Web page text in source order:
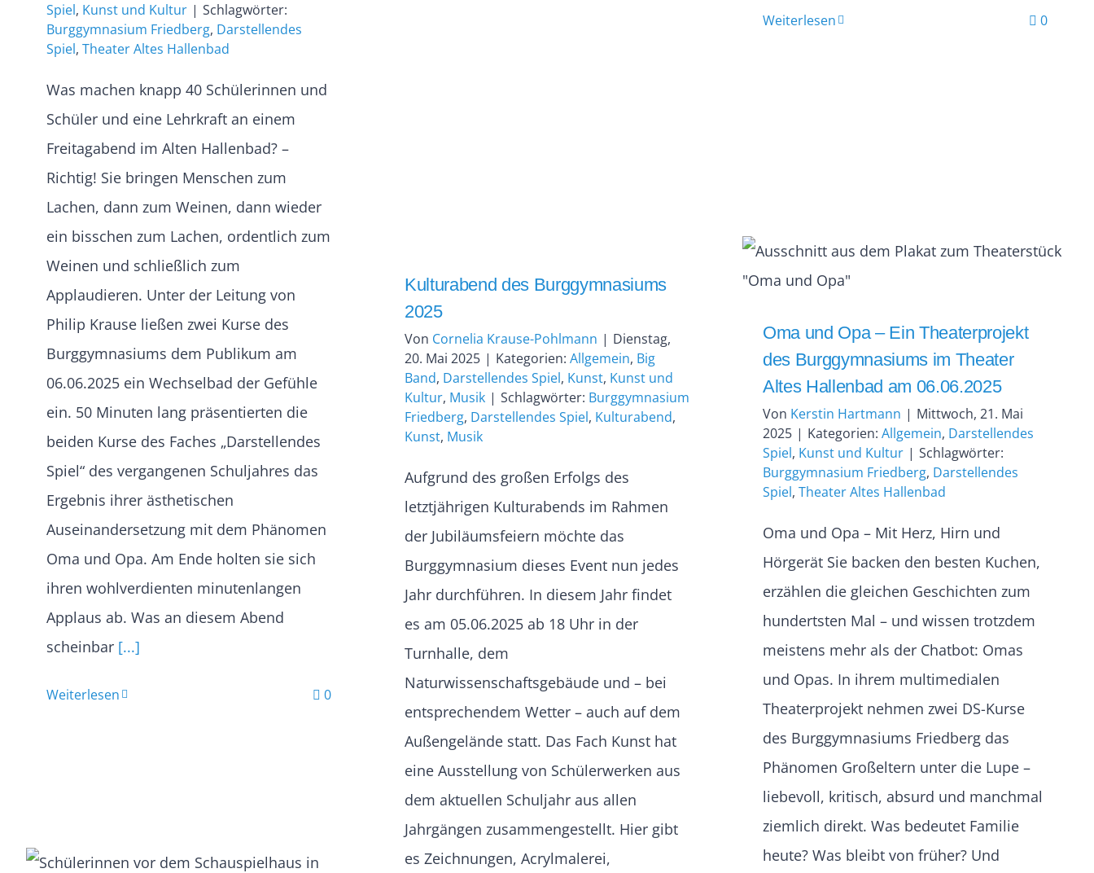
Weiterlesen 0
Spiel, Kunst und Kultur | Schlagwörter:
Burggymnasium Friedberg, Darstellendes
Spiel, Theater Altes Hallenbad
Was machen knapp 40 Schülerinnen und
Schüler und eine Lehrkraft an einem
Freitagabend im Alten Hallenbad? –
Richtig! Sie bringen Menschen zum
Lachen, dann zum Weinen, dann wieder
ein bisschen zum Lachen, ordentlich zum
Weinen und schließlich zum
Applaudieren. Unter der Leitung von
Philip Krause ließen zwei Kurse des
Burggymnasiums dem Publikum am
06.06.2025 ein Wechselbad der Gefühle
ein. 50 Minuten lang präsentierten die
beiden Kurse des Faches „Darstellendes
Spiel“ des vergangenen Schuljahres das
Ergebnis ihrer ästhetischen
Auseinandersetzung mit dem Phänomen
Oma und Opa. Am Ende holten sie sich
ihren wohlverdienten minutenlangen
Applaus ab. Was an diesem Abend
scheinbar[...]
Weiterlesen 0
Oma und Opa – Ein Theaterprojekt
des Burggymnasiums im Theater
Altes Hallenbad am 06.06.2025
Von Kerstin Hartmann | Mittwoch, 21. Mai
2025 | Kategorien: Allgemein, Darstellendes
Spiel, Kunst und Kultur | Schlagwörter:
Burggymnasium Friedberg, Darstellendes
Spiel, Theater Altes Hallenbad
Oma und Opa – Mit Herz, Hirn und
Hörgerät Sie backen den besten Kuchen,
erzählen die gleichen Geschichten zum
hundertsten Mal – und wissen trotzdem
meistens mehr als der Chatbot: Omas
und Opas. In ihrem multimedialen
Theaterprojekt nehmen zwei DS-Kurse
des Burggymnasiums Friedberg das
Phänomen Großeltern unter die Lupe –
liebevoll, kritisch, absurd und manchmal
ziemlich direkt. Was bedeutet Familie
heute? Was bleibt von früher? Und
Kulturabend des Burggymnasiums
2025
Von Cornelia Krause-Pohlmann | Dienstag,
20. Mai 2025 | Kategorien: Allgemein, Big
Band, Darstellendes Spiel, Kunst, Kunst und
Kultur, Musik | Schlagwörter: Burggymnasium
Friedberg, Darstellendes Spiel, Kulturabend,
Kunst, Musik
Aufgrund des großen Erfolgs des
letztjährigen Kulturabends im Rahmen
der Jubiläumsfeiern möchte das
Burggymnasium dieses Event nun jedes
Jahr durchführen. In diesem Jahr findet
es am 05.06.2025 ab 18 Uhr in der
Turnhalle, dem
Naturwissenschaftsgebäude und – bei
entsprechendem Wetter – auch auf dem
Außengelände statt. Das Fach Kunst hat
eine Ausstellung von Schülerwerken aus
dem aktuellen Schuljahr aus allen
Jahrgängen zusammengestellt. Hier gibt
es Zeichnungen, Acrylmalerei,